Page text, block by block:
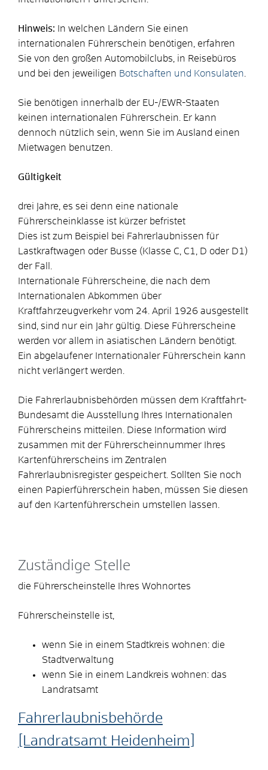
Hinweis: In welchen Ländern Sie einen
internationalen Führerschein benötigen, erfahren
Sie von den großen Automobilclubs, in Reisebüros
und bei den jeweiligen Botschaften und Konsulaten
Sie benötigen innerhalb der EU-/EWR-Staaten
keinen internationalen Führerschein. Er kann
dennoch nützlich sein, wenn Sie im Ausland einen
Mietwagen benutzen.
Gültigkeit
drei Jahre, es sei denn eine nationale
Führerscheinklasse ist kürzer befristet
Dies ist zum Beispiel bei Fahrerlaubnissen für
Lastkraftwagen oder Busse (Klasse C, C1, D oder D1)
der Fall.
Internationale Führerscheine, die nach dem
Internationalen Abkommen über
Kraftfahrzeugverkehr vom 24. April 1926 ausgestellt
sind, sind nur ein Jahr gültig. Diese Führerscheine
werden vor allem in asiatischen Ländern benötigt.
Ein abgelaufener Internationaler Führerschein kann
nicht verlängert werden.
Die Fahrerlaubnisbehörden müssen dem Kraftfahrt-
Bundesamt die Ausstellung Ihres Internationalen
Führerscheins mitteilen. Diese Information wird
zusammen mit der Führerscheinnummer Ihres
Kartenführerscheins im Zentralen
Fahrerlaubnisregister gespeichert. Sollten Sie noch
einen Papierführerschein haben, müssen Sie diesen
auf den Kartenführerschein umstellen lassen.
Zuständige Stelle
die Führerscheinstelle Ihres Wohnortes
Führerscheinstelle ist,
wenn Sie in einem Stadtkreis wohnen: die
Stadtverwaltung
wenn Sie in einem Landkreis wohnen: das
Landratsamt
Fahrerlaubnisbehörde
[Landratsamt Heidenheim]